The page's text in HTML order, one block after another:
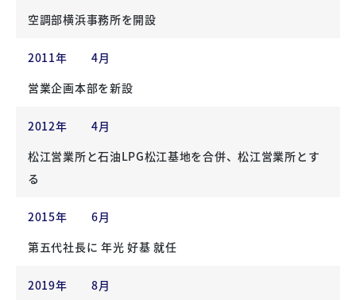
空調部横浜事務所を開設
2011年
4月
営業企画本部を新設
2012年
4月
松江営業所と石油LPG松江基地を合併、松江営業所とす
る
2015年
6月
第五代社長に 年光 好基 就任
2019年
8月